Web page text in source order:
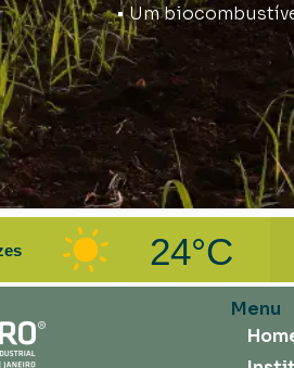
• Um
24°C
Menu